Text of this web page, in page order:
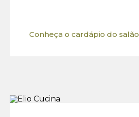
Conheça o cardápio do salão